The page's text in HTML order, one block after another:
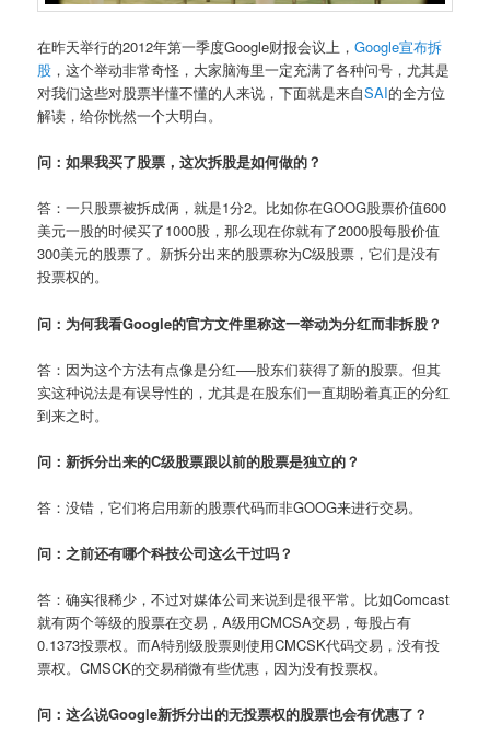
在昨天举行的2012年第一季度Google财报会议上，Google宣布拆
股 ，这个举动非常奇怪，大家脑海里一定充满了各种问号，尤其是
对我们这些对股票半懂不懂的人来说，下面就是来自SAI的全方位
解读，给你恍然一个大明白。
问：如果我买了股票，这次拆股是如何做的？
答：一只股票被拆成俩，就是1分2。比如你在GOOG股票价值600
美元一股的时候买了1000股，那么现在你就有了2000股每股价值
300美元的股票了。新拆分出来的股票称为C级股票，它们是没有
投票权的。
问：为何我看Google的官方文件里称这一举动为分红而非拆股？
答：因为这个方法有点像是分红──股东们获得了新的股票。但其
实这种说法是有误导性的，尤其是在股东们一直期盼着真正的分红
到来之时。
问：新拆分出来的C级股票跟以前的股票是独立的？
答：没错，它们将启用新的股票代码而非GOOG来进行交易。
问：之前还有哪个科技公司这么干过吗？
答：确实很稀少，不过对媒体公司来说到是很平常。比如Comcast
就有两个等级的股票在交易，A级用CMCSA交易，每股占有
0.1373投票权。而A特别级股票则使用CMCSK代码交易，没有投
票权。CMSCK的交易稍微有些优惠，因为没有投票权。
问：这么说Google新拆分出的无投票权的股票也会有优惠了？